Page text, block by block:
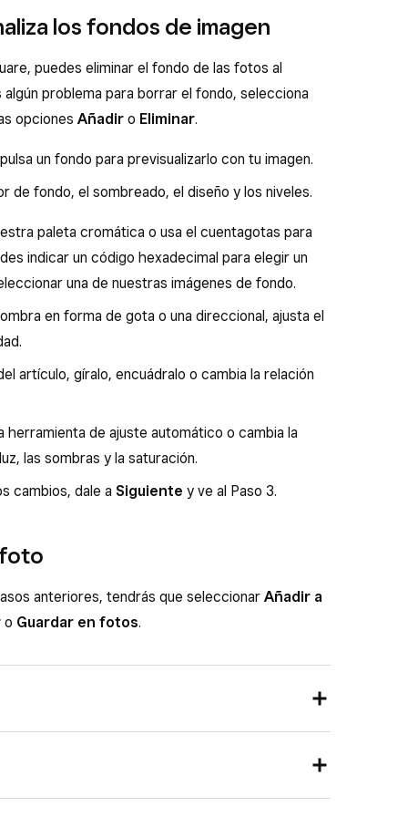
de la cámara con ayuda del icono del
pulsa el botón del obturador para hacer la
a la izquierda del obturador o botón de
Siguiente.
te guste para ver cómo quedaría con tu foto y
de la galería de nuestra aplicación. Puedes usar
lo siguiente:
a la izquierda del obturador o botón de
buscar por palabras clave.
tipo de fondo y, luego,Siguientepara
los fondos de imagen
puedes eliminar el fondo de las fotos al
problema para borrar el fondo, selecciona
opciones Añadir o Eliminar.
un fondo para previsualizarlo con tu imagen.
de fondo, el sombreado, el diseño y los niveles.
paleta cromática o usa el cuentagotas para
indicar un código hexadecimal para elegir un
una de nuestras imágenes de fondo.
en forma de gota o una direccional, ajusta el
artículo, gíralo, encuádralo o cambia la relación
herramienta de ajuste automático o cambia la
las sombras y la saturación.
cambios, dale a Siguiente y ve al Paso 3.
foto
anteriores, tendrás que seleccionar Añadir a
o Guardar en fotos.
de crear un artículo, puedes editarlo en
control de Square o desde las aplicaciones